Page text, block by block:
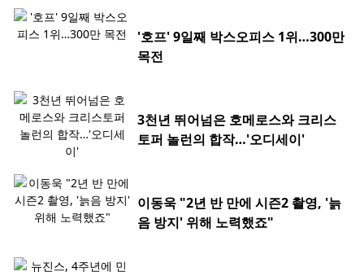
'호프' 9일째 박스오피스 1위…300만
목전
3천년 뛰어넘은 호메로스와 크리스
토퍼 놀런의 합작…'오디세이'
이동욱 "2년 반 만에 시즌2 촬영, '늙
음 방지' 위해 노력했죠"